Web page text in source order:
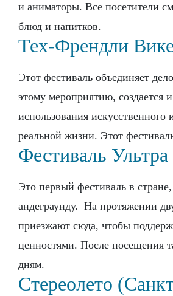
и аниматоры. Все посетители
блюд и напитков.
Тех-Френдли
Этот фестиваль объединяет
этому мероприятию, создается
использования
реальной жизни. Этот
Фестиваль
Это первый фестиваль в
андеграунду. На протяжении
приезжают сюда, чтобы
ценностями. После посещения
дням.
Стереолето